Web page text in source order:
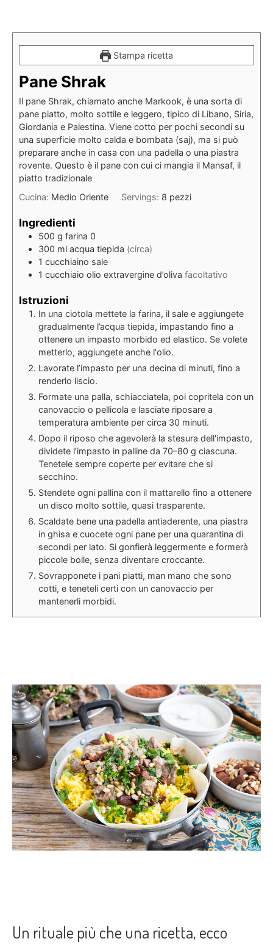
Stampa ricetta
Pane Shrak
Il pane Shrak, chiamato anche Markook, è una sorta di
pane piatto, molto sottile e leggero, tipico di Libano, Siria,
Giordania e Palestina. Viene cotto per pochi secondi su
una superficie molto calda e bombata (saj), ma si può
preparare anche in casa con una padella o una piastra
rovente. Questo è il pane con cui ci mangia il Mansaf, il
piatto tradizionale
Cucina: Medio Oriente Servings: 8 pezzi
Ingredienti
500 g farina 0
300 ml acqua tiepida (circa)
1 cucchiaino sale
1 cucchiaio olio extravergine d’oliva facoltativo
Istruzioni
In una ciotola mettete la farina, il sale e aggiungete
gradualmente l’acqua tiepida, impastando fino a
ottenere un impasto morbido ed elastico. Se volete
metterlo, aggiungete anche l'olio.
Lavorate l’impasto per una decina di minuti, fino a
renderlo liscio.
Formate una palla, schiacciatela, poi copritela con un
canovaccio o pellicola e lasciate riposare a
temperatura ambiente per circa 30 minuti.
Dopo il riposo che agevolerà la stesura dell'impasto,
dividete l’impasto in palline da 70–80 g ciascuna.
Tenetele sempre coperte per evitare che si
secchino.
Stendete ogni pallina con il mattarello fino a ottenere
un disco molto sottile, quasi trasparente.
Scaldate bene una padella antiaderente, una piastra
in ghisa e cuocete ogni pane per una quarantina di
secondi per lato. Si gonfierà leggermente e formerà
piccole bolle, senza diventare croccante.
Sovrapponete i pani piatti, man mano che sono
cotti, e teneteli certi con un canovaccio per
mantenerli morbidi.
Un rituale più che una ricetta, ecco